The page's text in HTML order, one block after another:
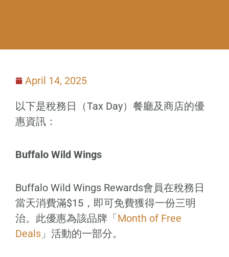
April 14, 2025
以下是稅務日（Tax Day）餐廳及商店的優
惠資訊：
Buffalo Wild Wings
Buffalo Wild Wings Rewards會員在稅務日
當天消費滿$15，即可免費獲得一份三明
治。此優惠為該品牌「Month of Free
Deals 」活動的一部分。